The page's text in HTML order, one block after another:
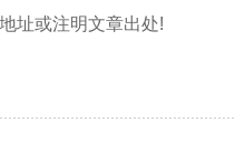
址或注明文章出处!